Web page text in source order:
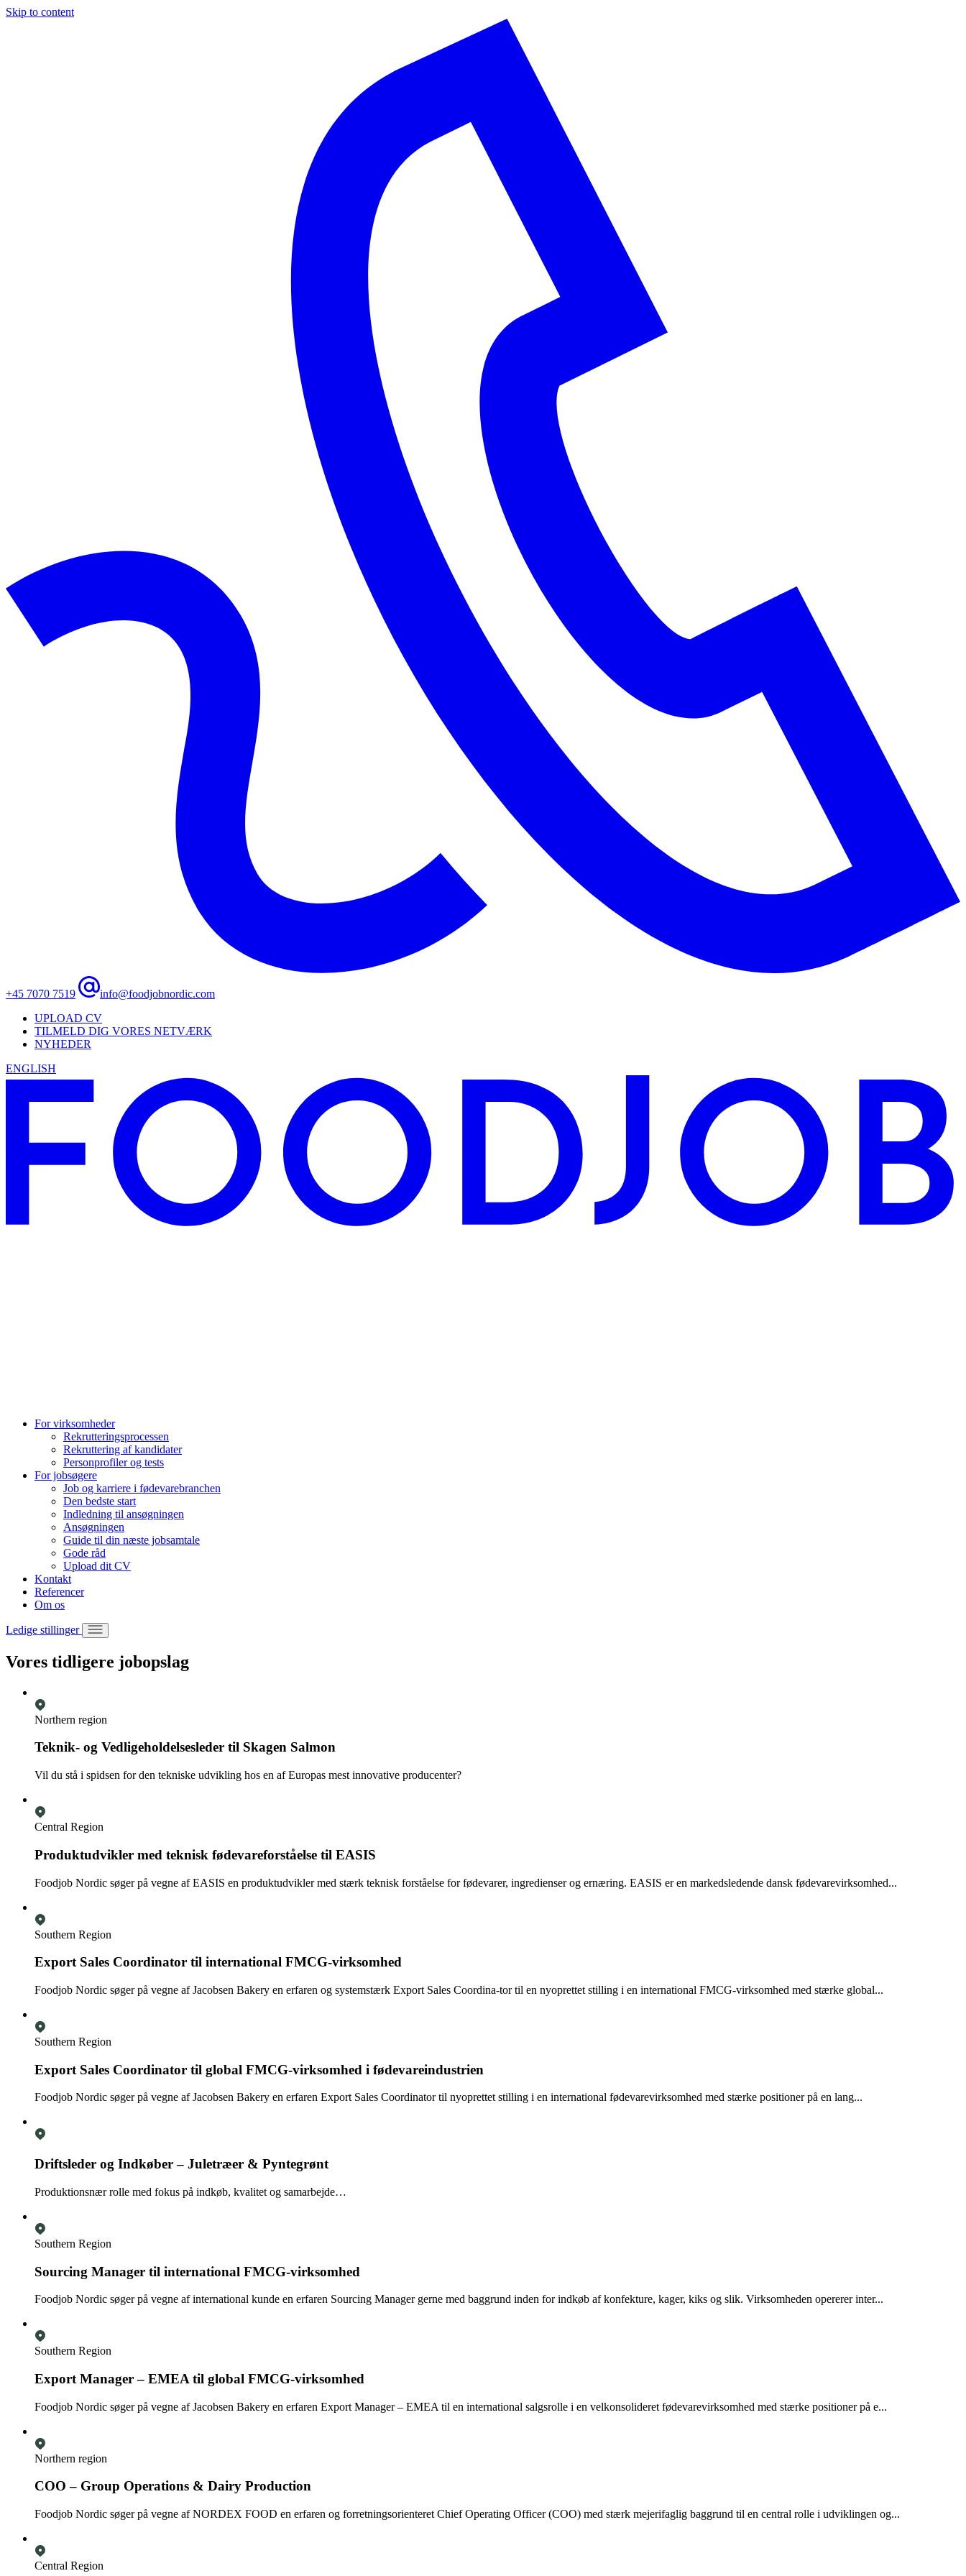
Skip to content
+45 7070 7519
info@foodjobnordic.com
UPLOAD CV
TILMELD DIG VORES NETVÆRK
NYHEDER
ENGLISH
For virksomheder
Rekrutteringsprocessen
Rekruttering af kandidater
Personprofiler og tests
For jobsøgere
Job og karriere i fødevarebranchen
Den bedste start
Indledning til ansøgningen
Ansøgningen
Guide til din næste jobsamtale
Gode råd
Upload dit CV
Kontakt
Referencer
Om os
Ledige stillinger
Vores tidligere jobopslag
Northern region
Teknik- og Vedligeholdelsesleder til Skagen Salmon
Vil du stå i spidsen for den tekniske udvikling hos en af Europas mest innovative producenter?
Central Region
Produktudvikler med teknisk fødevareforståelse til EASIS
Foodjob Nordic søger på vegne af EASIS en produktudvikler med stærk teknisk forståelse for fødevarer, ingredienser og ernæring. EASIS er en markedsledende dansk fødevarevirksomhed...
Southern Region
Export Sales Coordinator til international FMCG-virksomhed
Foodjob Nordic søger på vegne af Jacobsen Bakery en erfaren og systemstærk Export Sales Coordina-tor til en nyoprettet stilling i en international FMCG-virksomhed med stærke global...
Southern Region
Export Sales Coordinator til global FMCG-virksomhed i fødevareindustrien
Foodjob Nordic søger på vegne af Jacobsen Bakery en erfaren Export Sales Coordinator til nyoprettet stilling i en international fødevarevirksomhed med stærke positioner på en lang...
Driftsleder og Indkøber – Juletræer & Pyntegrønt
Produktionsnær rolle med fokus på indkøb, kvalitet og samarbejde…
Southern Region
Sourcing Manager til international FMCG-virksomhed
Foodjob Nordic søger på vegne af international kunde en erfaren Sourcing Manager gerne med baggrund inden for indkøb af konfekture, kager, kiks og slik. Virksomheden opererer inter...
Southern Region
Export Manager – EMEA til global FMCG-virksomhed
Foodjob Nordic søger på vegne af Jacobsen Bakery en erfaren Export Manager – EMEA til en international salgsrolle i en velkonsolideret fødevarevirksomhed med stærke positioner på e...
Northern region
COO – Group Operations & Dairy Production
Foodjob Nordic søger på vegne af NORDEX FOOD en erfaren og forretningsorienteret Chief Operating Officer (COO) med stærk mejerifaglig baggrund til en central rolle i udviklingen og...
Central Region